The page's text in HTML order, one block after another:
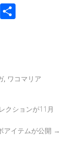
E
, ワコマリア
クションが11月
アイテムが公開 →